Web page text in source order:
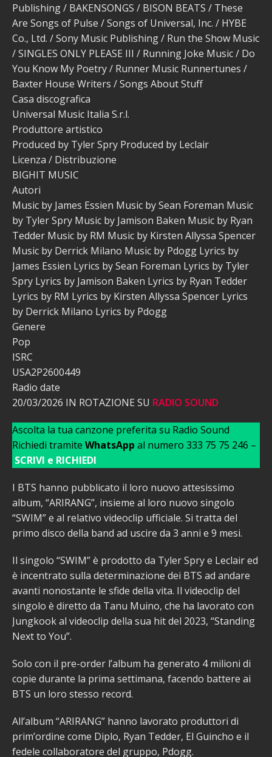
Publishing / BAKENSONGS / BISON BEATS / These
Are Songs of Pulse / Songs of Universal, Inc. / HYBE
Co., Ltd. / Sony Music Publishing / Run the Show Music
/ SINGLES ONLY PLEASE III / Running Joke Music / Do
You Know My Poetry / Runner Music Runnertunes /
Baxter House Writers / Songs About Stuff
Casa discografica
Universal Music Italia S.r.l.
Produttore artistico
Produced by Tyler Spry Produced by Leclair
Licenza / Distribuzione
BIGHIT MUSIC
Autori
Music by James Essien Music by Sean Foreman Music
by Tyler Spry Music by Jamison Baken Music by Ryan
Tedder Music by RM Music by Kirsten Allyssa Spencer
Music by Derrick Milano Music by Pdogg Lyrics by
James Essien Lyrics by Sean Foreman Lyrics by Tyler
Spry Lyrics by Jamison Baken Lyrics by Ryan Tedder
Lyrics by RM Lyrics by Kirsten Allyssa Spencer Lyrics
by Derrick Milano Lyrics by Pdogg
Genere
Pop
ISRC
USA2P2600449
Radio date
20/03/2026 IN ROTAZIONE SU RADIO SOUND
Ascolta la tua canzone preferita su Radio Sound
Richiedi tramite WhatsApp al numero 333 75 75 246 –
SCRIVI e RICHIEDI
I BTS hanno pubblicato il loro nuovo attesissimo
album, “ARIRANG”, insieme al loro nuovo singolo
“SWIM” e al relativo videoclip ufficiale. Si tratta del
primo disco della band ad uscire da 3 anni e 9 mesi.
Il singolo “SWIM” è prodotto da Tyler Spry e Leclair ed
è incentrato sulla determinazione dei BTS ad andare
avanti nonostante le sfide della vita. Il videoclip del
singolo è diretto da Tanu Muino, che ha lavorato con
Jungkook al videoclip della sua hit del 2023, “Standing
Next to You”.
Solo con il pre-order l’album ha generato 4 milioni di
copie durante la prima settimana, facendo battere ai
BTS un loro stesso record.
All’album “ARIRANG” hanno lavorato produttori di
prim’ordine come Diplo, Ryan Tedder, El Guincho e il
fedele collaboratore del gruppo, Pdogg.